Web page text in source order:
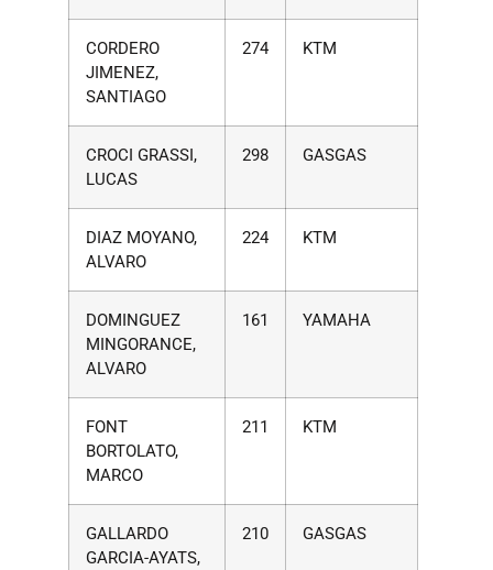
CORDERO
JIMENEZ,
SANTIAGO
274 KTM
CROCI GRASSI,
LUCAS
298 GASGAS
DIAZ MOYANO,
ALVARO
224 KTM
DOMINGUEZ
MINGORANCE,
ALVARO
161 YAMAHA
FONT
BORTOLATO,
MARCO
211 KTM
GALLARDO
GARCIA-AYATS,
210 GASGAS